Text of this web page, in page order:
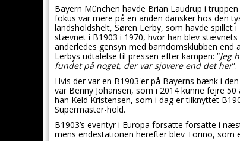
Bayern München havde Brian Laudrup i
fokus var mere på en anden dansker hos den
landsholdshelt, Søren Lerby, som havde spillet
stævnet i B1903 i 1970, hvor han blev
anderledes gensyn med barndomsklubben
Lerbys udtalelse til pressen efter kampen: ”Jeg
fundet på noget, der var sjovere end det her”.
Hvis der var en B1903'er på Bayerns bænk i
var Benny Johansen, som i 2014 kunne fejre
han Keld Kristensen, som i dag er tilknyttet
Supermaster-hold.
B1903’s eventyr i Europa forsatte forsatte i
mens endestationen herefter blev Torino, som